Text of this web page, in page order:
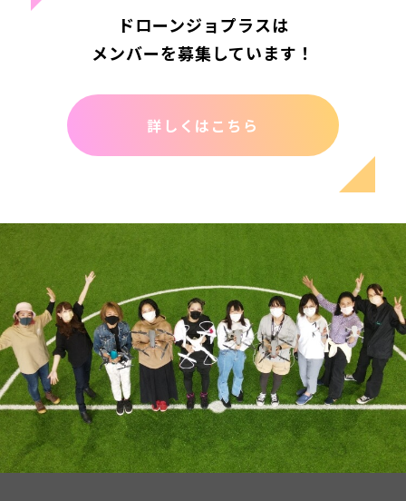
ドローンジョプラスは
メンバーを募集しています！
詳しくはこちら